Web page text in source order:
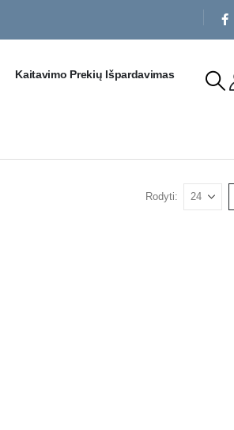
Kaitavimo Prekių Išpardavimas
Rodyti: